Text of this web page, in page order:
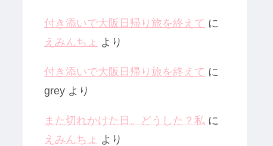
付き添いで大阪日帰り旅を終えて に
えみんちょ より
付き添いで大阪日帰り旅を終えて に
grey より
また切れかけた日。どうした？私 に
えみんちょ より